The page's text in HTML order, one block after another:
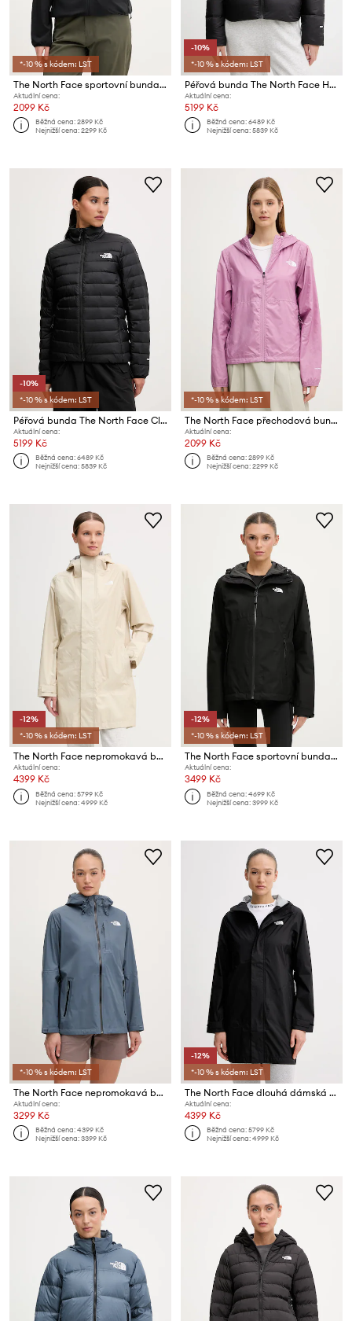
*-10 % s kódem: LST
The North Face sportovní bunda dámská NIMBLE
Aktuální cena:
2099 Kč
Běžná cena:2899 Kč
Nejnižší cena:2299 Kč
-10%
*-10 % s kódem: LST
Péřová bunda The North Face Hyalite
Aktuální cena:
5199 Kč
Běžná cena:6489 Kč
Nejnižší cena:5839 Kč
-10%
*-10 % s kódem: LST
Péřová bunda The North Face Classic Down
Aktuální cena:
5199 Kč
Běžná cena:6489 Kč
Nejnižší cena:5839 Kč
*-10 % s kódem: LST
The North Face přechodová bunda dámská TNF Cyclone
Aktuální cena:
2099 Kč
Běžná cena:2899 Kč
Nejnižší cena:2299 Kč
-12%
*-10 % s kódem: LST
The North Face nepromokavá bunda dámská PACKABLE SHELL
Aktuální cena:
4399 Kč
Běžná cena:5799 Kč
Nejnižší cena:4999 Kč
-12%
*-10 % s kódem: LST
The North Face sportovní bunda dámská Diablo dynamic
Aktuální cena:
3499 Kč
Běžná cena:4699 Kč
Nejnižší cena:3999 Kč
*-10 % s kódem: LST
The North Face nepromokavá bunda dámská Alta Vista
Aktuální cena:
3299 Kč
Běžná cena:4399 Kč
Nejnižší cena:3399 Kč
-12%
*-10 % s kódem: LST
The North Face dlouhá dámská bunda PACKABLE SHELL
Aktuální cena:
4399 Kč
Běžná cena:5799 Kč
Nejnižší cena:4999 Kč